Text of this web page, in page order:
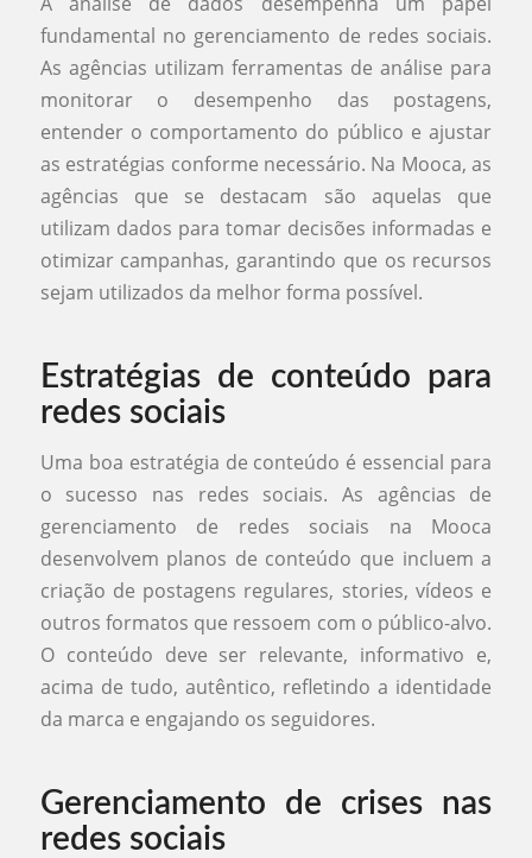
fundamental no gerenciamento de redes sociais.
As agências utilizam ferramentas de análise para
monitorar o desempenho das postagens,
entender o comportamento do público e ajustar
as estratégias conforme necessário. Na Mooca, as
agências que se destacam são aquelas que
utilizam dados para tomar decisões informadas e
otimizar campanhas, garantindo que os recursos
sejam utilizados da melhor forma possível.
Estratégias de conteúdo para
redes sociais
Uma boa estratégia de conteúdo é essencial para
o sucesso nas redes sociais. As agências de
gerenciamento de redes sociais na Mooca
desenvolvem planos de conteúdo que incluem a
criação de postagens regulares, stories, vídeos e
outros formatos que ressoem com o público-alvo.
O conteúdo deve ser relevante, informativo e,
acima de tudo, autêntico, refletindo a identidade
da marca e engajando os seguidores.
Gerenciamento de crises nas
redes sociais